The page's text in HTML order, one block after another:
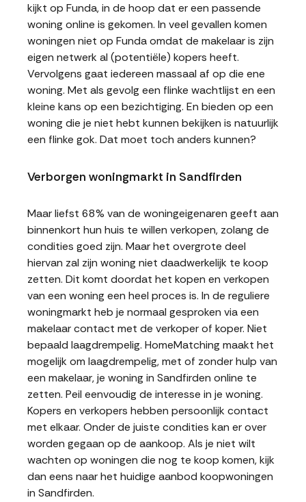
kijkt op Funda, in de hoop dat er een passende
woning online is gekomen. In veel gevallen komen
woningen niet op Funda omdat de makelaar is zijn
eigen netwerk al (potentiële) kopers heeft.
Vervolgens gaat iedereen massaal af op die ene
woning. Met als gevolg een flinke wachtlijst en een
kleine kans op een bezichtiging. En bieden op een
woning die je niet hebt kunnen bekijken is natuurlijk
een flinke gok. Dat moet toch anders kunnen?
Verborgen woningmarkt in Sandfirden
Maar liefst 68% van de woningeigenaren geeft aan
binnenkort hun huis te willen verkopen, zolang de
condities goed zijn. Maar het overgrote deel
hiervan zal zijn woning niet daadwerkelijk te koop
zetten. Dit komt doordat het kopen en verkopen
van een woning een heel proces is. In de reguliere
woningmarkt heb je normaal gesproken via een
makelaar contact met de verkoper of koper. Niet
bepaald laagdrempelig. HomeMatching maakt het
mogelijk om laagdrempelig, met of zonder hulp van
een makelaar, je woning in Sandfirden online te
zetten. Peil eenvoudig de interesse in je woning.
Kopers en verkopers hebben persoonlijk contact
met elkaar. Onder de juiste condities kan er over
worden gegaan op de aankoop. Als je niet wilt
wachten op woningen die nog te koop komen, kijk
dan eens naar het huidige aanbod koopwoningen
in Sandfirden.